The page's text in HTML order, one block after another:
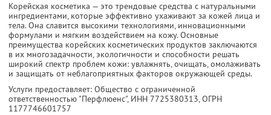
Корейская косметика — это трендовые средства с натуральными
ингредиентами, которые эффективно ухаживают за кожей лица и
тела. Она славится высокими технологиями, инновационными
формулами и мягким воздействием на кожу. Основные
преимущества корейских косметических продуктов заключаются
в их многозадачности, экологичности и способности решать
широкий спектр проблем кожи: увлажнять, очищать, омолаживать
и защищать от неблагоприятных факторов окружающей среды.
Услуги предоставляет: Общество с ограниченной
ответственностью "Перфлюенс", ИНН 7725380313, ОГРН
1177746601757